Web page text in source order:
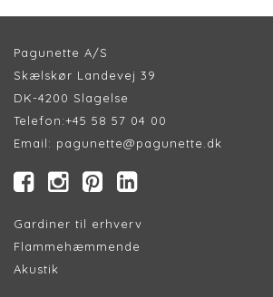
Pagunette A/S
Skælskør Landevej 39
DK-4200 Slagelse
Telefon:+45 58 57 04 00
Email: pagunette@pagunette.dk
Gardiner til erhverv
Flammehæmmende
Akustik